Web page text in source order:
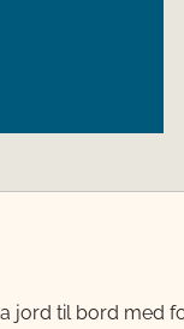
jord til bord med